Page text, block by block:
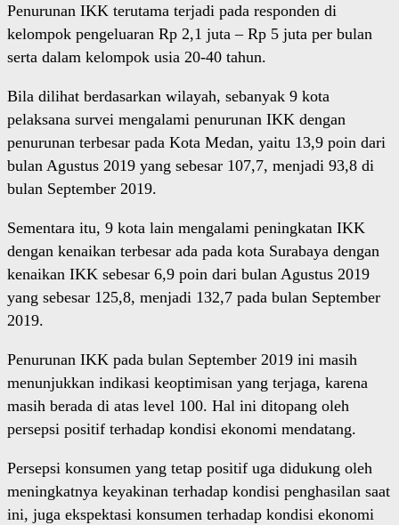
Penurunan IKK terutama terjadi pada responden di
kelompok pengeluaran Rp 2,1 juta – Rp 5 juta per bulan
serta dalam kelompok usia 20-40 tahun.
Bila dilihat berdasarkan wilayah, sebanyak 9 kota
pelaksana survei mengalami penurunan IKK dengan
penurunan terbesar pada Kota Medan, yaitu 13,9 poin dari
bulan Agustus 2019 yang sebesar 107,7, menjadi 93,8 di
bulan September 2019.
Sementara itu, 9 kota lain mengalami peningkatan IKK
dengan kenaikan terbesar ada pada kota Surabaya dengan
kenaikan IKK sebesar 6,9 poin dari bulan Agustus 2019
yang sebesar 125,8, menjadi 132,7 pada bulan September
2019.
Penurunan IKK pada bulan September 2019 ini masih
menunjukkan indikasi keoptimisan yang terjaga, karena
masih berada di atas level 100. Hal ini ditopang oleh
persepsi positif terhadap kondisi ekonomi mendatang.
Persepsi konsumen yang tetap positif uga didukung oleh
meningkatnya keyakinan terhadap kondisi penghasilan saat
ini, juga ekspektasi konsumen terhadap kondisi ekonomi